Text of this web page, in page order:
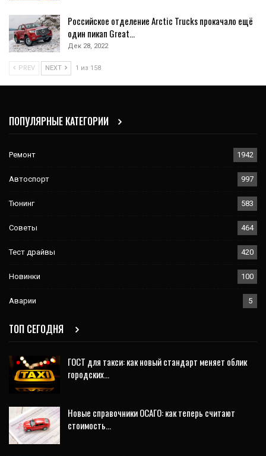
Российское отделение Arctic Trucks прокачало ещё
один пикап Great…
Дек 28, 2022
PREV NEXT 1 из 158
ПОПУЛЯРНЫЕ КАТЕГОРИИ
Ремонт 1942
Автоспорт 997
Тюнинг 583
Советы 464
Тест драйвы 420
Новинки 100
Аварии 5
ТОП СЕГОДНЯ
ГОСТ для такси: как новый стандарт меняет облик
городских…
Новые справочники ОСАГО: как теперь считают
стоимость…